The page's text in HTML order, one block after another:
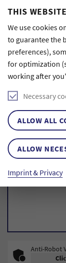
THIS
We use cookies
to guarantee the
preferences),
for optimization
working after
Necessary
ALLOW ALL
ALLOW
Imprint & Privacy
ARTIKEL
Kommentare
öffentlich
Name
E-Mail-Adresse
Kommentar
Anti-Robot